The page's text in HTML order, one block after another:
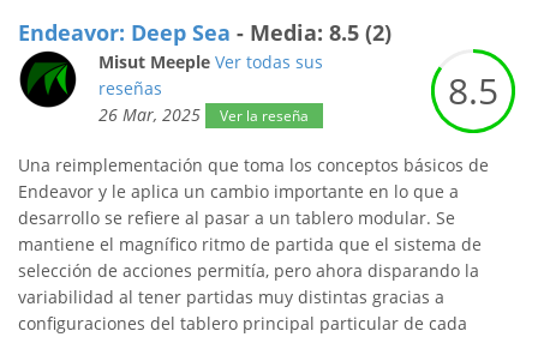
Endeavor: Deep Sea - Media: 8.5 (2)
Misut Meeple Ver todas sus
reseñas
26 Mar, 2025
Ver la reseña
8.5
Una reimplementación que toma los conceptos básicos de
Endeavor y le aplica un cambio importante en lo que a
desarrollo se refiere al pasar a un tablero modular. Se
mantiene el magnífico ritmo de partida que el sistema de
selección de acciones permitía, pero ahora disparando la
variabilidad al tener partidas muy distintas gracias a
configuraciones del tablero principal particular de cada